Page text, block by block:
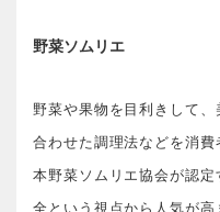
野菜ソムリエ
野菜や果物を目利きして
合わせた調理法などを消
本野菜ソムリエ協会が認
全という視点から人気が